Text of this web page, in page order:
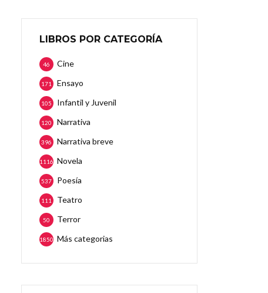
LIBROS POR CATEGORÍA
Cine
46
Ensayo
171
Infantil y Juvenil
105
Narrativa
120
Narrativa breve
396
Novela
1116
Poesía
537
Teatro
111
Terror
50
Más categorias
1850